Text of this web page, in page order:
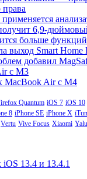
6,9-
больше
выход Smart Home
добавил
с M3
MacBook Air с M4
Quantum iOS 7 iOS 10
8 iPhone SE iPhone X
Vertu Vive Focus Xiaomi